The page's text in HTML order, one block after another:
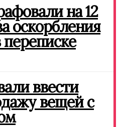
на 12
оскорбления
ввести
вещей с